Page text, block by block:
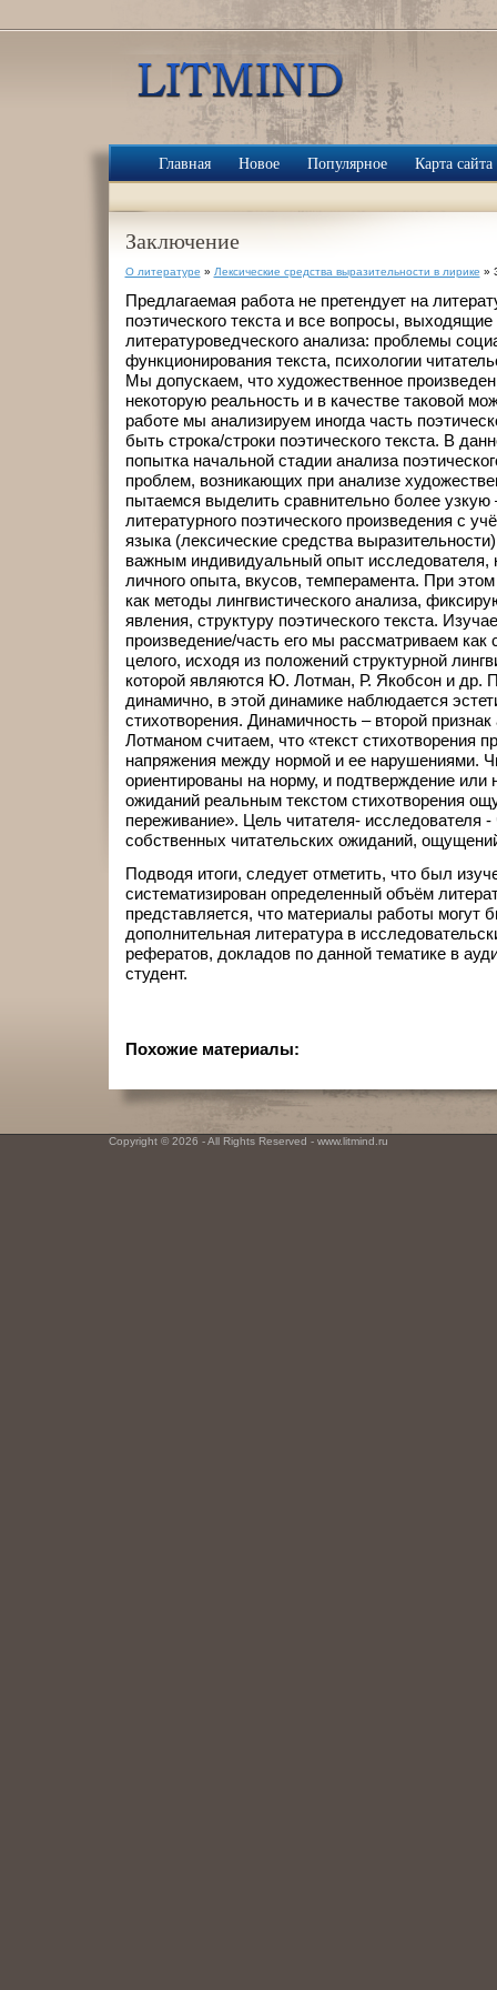
Главная Новое Популярное Карта сайта
Заключение
О литературе » Лексические средства выразительности в лирике »
Предлагаемая работа не претендует на
поэтического текста и все вопросы,
литературоведческого анализа: проблемы
функционирования текста, психологии
Мы допускаем, что художественное
некоторую реальность и в качестве таковой
работе мы анализируем иногда часть
быть строка/строки поэтического текста. В
попытка начальной стадии анализа
проблем, возникающих при анализе
пытаемся выделить сравнительно более узкую
литературного поэтического произведения с
языка (лексические средства
важным индивидуальный опыт исследователя,
личного опыта, вкусов, темперамента. При
как методы лингвистического анализа,
явления, структуру поэтического текста.
произведение/часть его мы рассматриваем
целого, исходя из положений структурной
которой являются Ю. Лотман, Р. Якобсон и др.
динамично, в этой динамике наблюдается
стихотворения. Динамичность – второй
Лотманом считаем, что «текст стихотворения
напряжения между нормой и ее нарушениями.
ориентированы на норму, и подтверждение или
ожиданий реальным текстом стихотворения
переживание». Цель читателя- исследователя
собственных читательских ожиданий,
Подводя итоги, следует отметить, что был
систематизирован определенный объём
представляется, что материалы работы могут
дополнительная литература в
рефератов, докладов по данной тематике в
студент.
Похожие материалы:
Copyright © 2026 - All Rights Reserved - www.litmind.ru